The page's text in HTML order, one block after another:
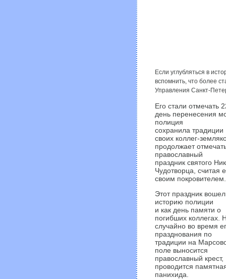
Если углубляться в
вспомнить, что более
Управления Санкт-
Его стали отмечать
день перенесения
полиция
сохранила традиции
своих коллег-
продолжает
православный
праздник святого
Чудотворца, считая
своим покровителем.
Этот праздник
историю полиции
и как день памяти о
погибших коллегах.
случайно во время
празднования по
традиции на
поле выносится
православный крест,
проводится
панихида.